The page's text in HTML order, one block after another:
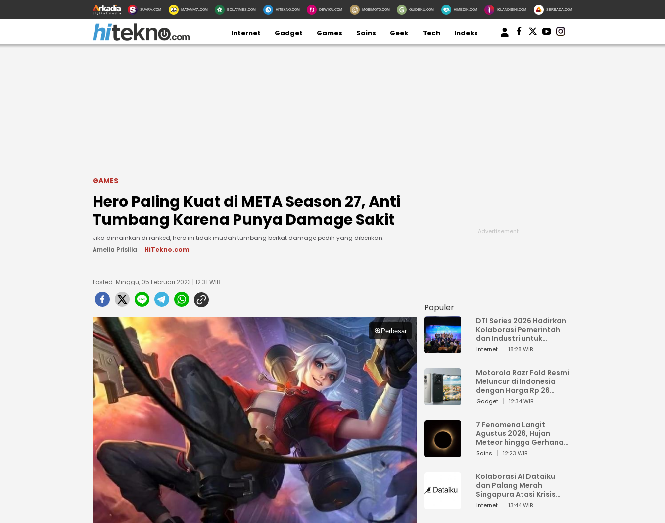
SUARA.COM MATAMATA.COM BOLATIMES.COM HITEKNO.COM DEWIKU.COM MOBIMOTO.COM GUIDEKU.COM HIMEDIK.COM IKLANDISINI.COM SERBADA.COM
Internet Gadget Games Sains Geek Tech Indeks
GAMES
Hero Paling Kuat di META Season 27, Anti
Tumbang Karena Punya Damage Sakit
Jika dimainkan di ranked, hero ini tidak mudah tumbang berkat damage pedih yang diberikan.
Amelia Prisilia
HiTekno.com
Posted: Minggu, 05 Februari 2023 | 12:31 WIB
Perbesar
Populer
DTI Series 2026 Hadirkan
Kolaborasi Pemerintah
dan Industri untuk
Percepatan
Internet 18:28 WIB
Motorola Razr Fold Resmi
Meluncur di Indonesia
dengan Harga Rp 26
Jutaan
Gadget 12:34 WIB
7 Fenomena Langit
Agustus 2026, Hujan
Meteor hingga Gerhana
Matahari
Sains 12:23 WIB
Kolaborasi AI Dataiku
dan Palang Merah
Singapura Atasi Krisis
Bencana
Internet 13:44 WIB